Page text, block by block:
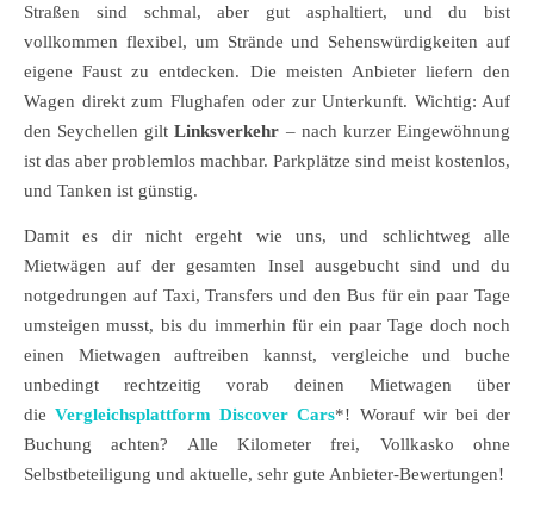
Straßen sind schmal, aber gut asphaltiert, und du bist
vollkommen flexibel, um Strände und Sehenswürdigkeiten auf
eigene Faust zu entdecken. Die meisten Anbieter liefern den
Wagen direkt zum Flughafen oder zur Unterkunft. Wichtig: Auf
den Seychellen giltLinksverkehr – nach kurzer Eingewöhnung
ist das aber problemlos machbar. Parkplätze sind meist kostenlos,
und Tanken ist günstig.
Damit es dir nicht ergeht wie uns, und schlichtweg alle
Mietwägen auf der gesamten Insel ausgebucht sind und du
notgedrungen auf Taxi, Transfers und den Bus für ein paar Tage
umsteigen musst, bis du immerhin für ein paar Tage doch noch
einen Mietwagen auftreiben kannst, vergleiche und buche
unbedingt rechtzeitig vorab deinen Mietwagen über
die Vergleichsplattform Discover Cars*! Worauf wir bei der
Buchung achten? Alle Kilometer frei, Vollkasko ohne
Selbstbeteiligung und aktuelle, sehr gute Anbieter-Bewertungen!